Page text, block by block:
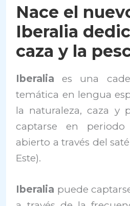
Nace el
Iberalia
caza y la
Iberalia es una
temática en lengua
la naturaleza, caza y
captarse en
abierto a través del
Este).
Iberalia puede